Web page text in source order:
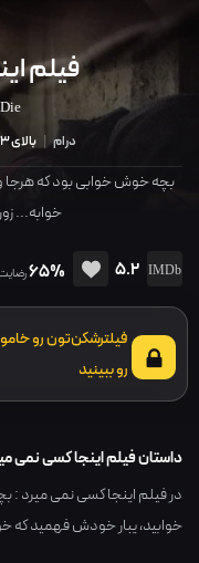
فیلم
درام | بالای 13 سال
بچه خوش خوابی بود که
خوابه...
5.2
65%
فیلترشکن‌تون رو
رو ببینید
داستان فیلم اینجا کسی نمی
در فیلم اینجا کسی نمی میرد
خوابید، یبار خودش فهمید که